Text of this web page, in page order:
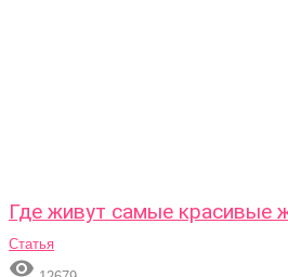
Где живут самые красивые
Статья
